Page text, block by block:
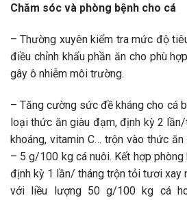
Chăm sóc và phòng bệnh cho cá
– Thường xuyên kiểm tra mức độ
điều chỉnh khẩu phần ăn cho phù
gây ô nhiễm môi trường.
– Tăng cường sức đề kháng cho cá
loại thức ăn giàu đạm, định kỳ 2
khoáng, vitamin C… trộn vào thức
– 5 g/100 kg cá nuôi. Kết hợp phòng
định kỳ 1 lần/ tháng trộn tỏi tươi xay
với liều lượng 50 g/100 kg cá